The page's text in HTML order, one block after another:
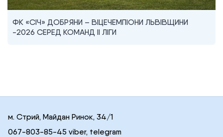
ФК «СІЧ» ДОБРЯНИ – ВІЦЕЧЕМПІОНИ ЛЬВІВЩИНИ
-2026 СЕРЕД КОМАНД II ЛІГИ
м. Стрий, Майдан Ринок, 34/1
067-803-85-45 viber, telegram